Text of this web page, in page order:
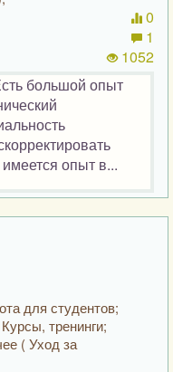
0
1
1052
большой опыт
опыт в...
для студентов;
тренинги;
( Уход за